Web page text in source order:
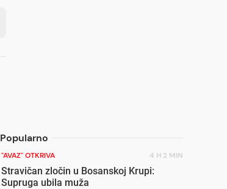
Popularno
"AVAZ" OTKRIVA 4 H 2 MIN
Stravičan zločin u Bosanskoj Krupi:
Supruga ubila muža